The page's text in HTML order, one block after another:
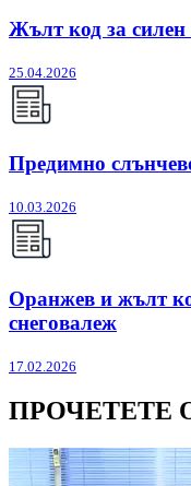
Жълт код за силен
25.04.2026
Предимно
10.03.2026
Оранжев и жълт
снеговалеж
17.02.2026
ПРОЧЕТЕТЕ